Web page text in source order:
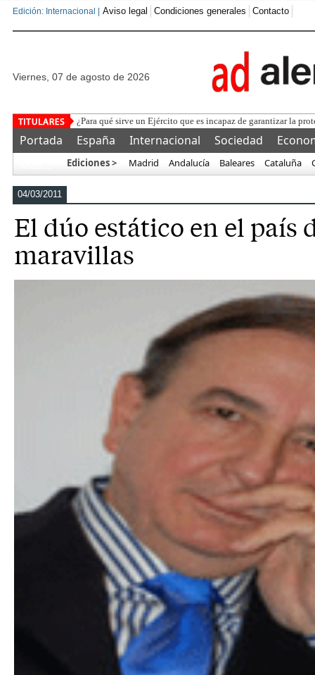
Edición: Internacional | Aviso legal Condiciones generales Contacto
viernes, 07 de agosto de 2026
¿Para qué sirve un Ejército que es incapaz de garantizar la
Portada España Internacional Sociedad
Ediciones > Madrid Andalucía Baleares Cataluña
04/03/2011
El dúo estático en el país
maravillas